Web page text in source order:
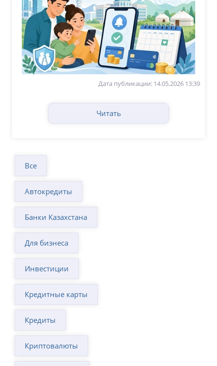
Дата публикации: 14.05.2026 13:39
Читать
Все
Автокредиты
Банки Казахстана
Для бизнеса
Инвестиции
Кредитные карты
Кредиты
Криптовалюты